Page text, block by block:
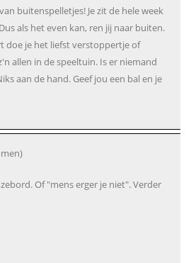
buitenspelletjes! Je zit de hele week
als het even kan, ren jij naar buiten.
doe je het liefst verstoppertje of
allen in de speeltuin. Is er niemand
aan de hand. Geef jou een bal en je
Of "mens erger je niet". Verder